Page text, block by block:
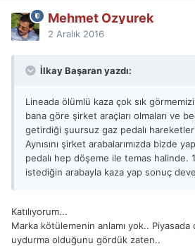
Mehmet Ozyurek
2 Aralık 2016
İlkay Başaran yazdı:
Lineada ölümlü kaza çok sık
bana göre şirket araçları olmaları ve
getirdiği şuursuz gaz pedalı
Aynısını şirket arabalarımızda bizde
pedalı hep döşeme ile temas halinde.
istediğin arabayla kaza yap sonuç
Katılıyorum...
Marka kötülemenin anlamı yok.. Piyasada
uydurma olduğunu gördük zaten..